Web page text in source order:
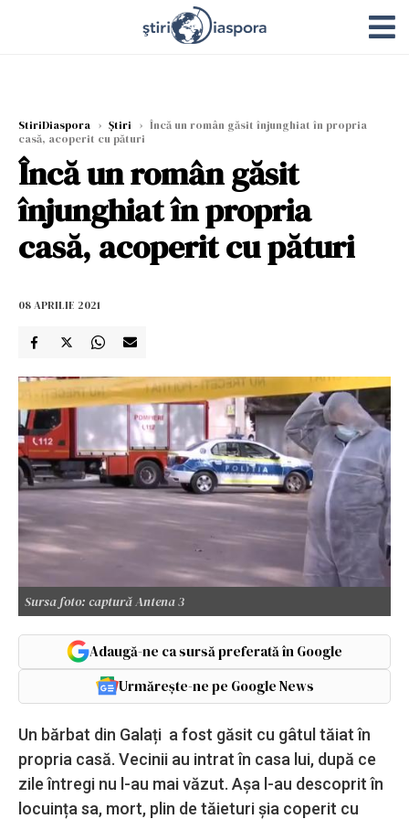
StiriDiaspora › Știri › Încă un român găsit înjunghiat în propria
casă, acoperit cu pături
Încă un român găsit
înjunghiat în propria
casă, acoperit cu pături
08 APRILIE 2021
Sursa foto: captură Antena 3
Adaugă-ne ca sursă preferată în Google
Urmărește-ne pe Google News
Un bărbat din Galați a fost găsit cu gâtul tăiat în
propria casă. Vecinii au intrat în casa lui, după ce
zile întregi nu l-au mai văzut. Așa l-au descoprit în
locuința sa, mort, plin de tăieturi șia coperit cu